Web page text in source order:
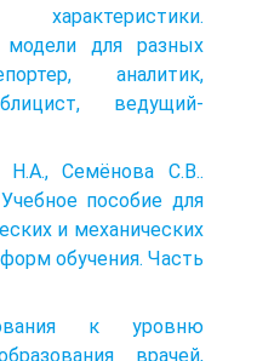
для разных
аналитик,
ведущий-
Н.А., Семёнова С.В..
пособие для
и механических
обучения. Часть
к уровню
врачей,